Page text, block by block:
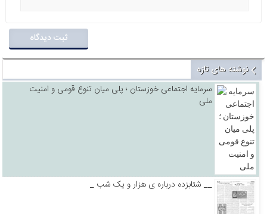
نوشته های تازه
سرمایه اجتماعی خوزستان ؛ پلی میان تنوع قومی و امنیت
ملی
_ شتابزده درباره ی هزار و یک شب __